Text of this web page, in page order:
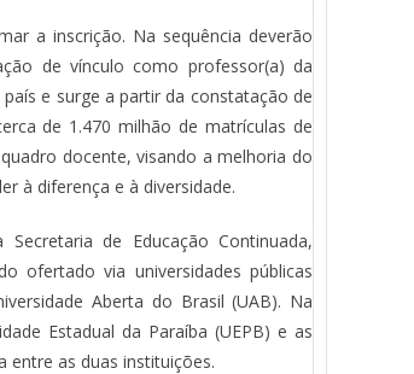
a inscrição. Na sequência deverão
de vínculo como professor(a) da
e surge a partir da constatação de
de 1.470 milhão de matrículas de
docente, visando a melhoria do
à diferença e à diversidade.
de Educação Continuada,
ofertado via universidades públicas
Aberta do Brasil (UAB). Na
Estadual da Paraíba (UEPB) e as
entre as duas instituições.